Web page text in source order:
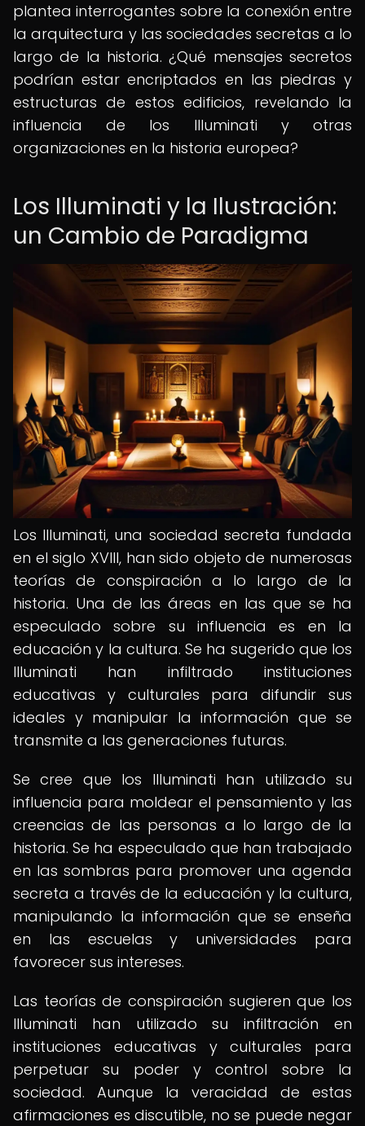
plantea interrogantes sobre la conexión entre
la arquitectura y las sociedades secretas a lo
largo de la historia. ¿Qué mensajes secretos
podrían estar encriptados en las piedras y
estructuras de estos edificios, revelando la
influencia de los Illuminati y otras
organizaciones en la historia europea?
Los Illuminati y la Ilustración:
un Cambio de Paradigma
Los Illuminati, una sociedad secreta fundada
en el siglo XVIII, han sido objeto de numerosas
teorías de conspiración a lo largo de la
historia. Una de las áreas en las que se ha
especulado sobre su influencia es en la
educación y la cultura. Se ha sugerido que los
Illuminati han infiltrado instituciones
educativas y culturales para difundir sus
ideales y manipular la información que se
transmite a las generaciones futuras.
Se cree que los Illuminati han utilizado su
influencia para moldear el pensamiento y las
creencias de las personas a lo largo de la
historia. Se ha especulado que han trabajado
en las sombras para promover una agenda
secreta a través de la educación y la cultura,
manipulando la información que se enseña
en las escuelas y universidades para
favorecer sus intereses.
Las teorías de conspiración sugieren que los
Illuminati han utilizado su infiltración en
instituciones educativas y culturales para
perpetuar su poder y control sobre la
sociedad. Aunque la veracidad de estas
afirmaciones es discutible, no se puede negar